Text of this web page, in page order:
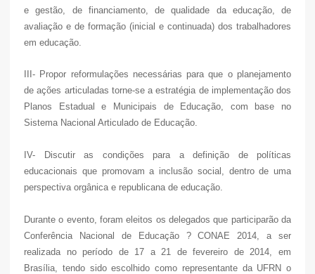
e gestão, de financiamento, de qualidade da educação, de
avaliação e de formação (inicial e continuada) dos trabalhadores
em educação.
III- Propor reformulações necessárias para que o planejamento
de ações articuladas torne-se a estratégia de implementação dos
Planos Estadual e Municipais de Educação, com base no
Sistema Nacional Articulado de Educação.
IV- Discutir as condições para a definição de políticas
educacionais que promovam a inclusão social, dentro de uma
perspectiva orgânica e republicana de educação.
Durante o evento, foram eleitos os delegados que participarão da
Conferência Nacional de Educação ? CONAE 2014, a ser
realizada no período de 17 a 21 de fevereiro de 2014, em
Brasília, tendo sido escolhido como representante da UFRN o